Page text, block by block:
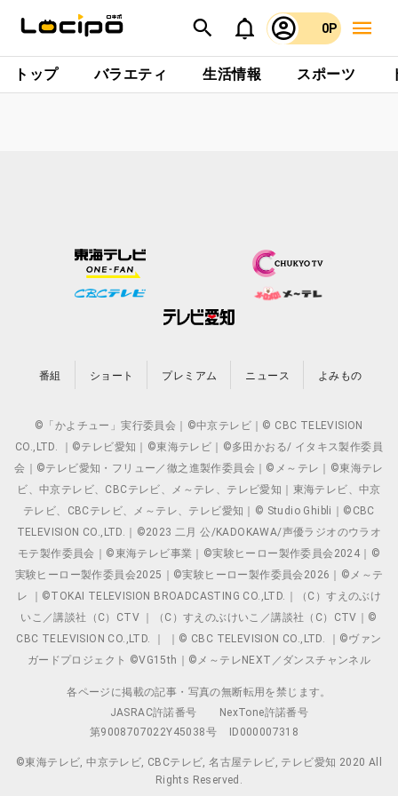
0P
トップ バラエティ 生活情報 スポーツ
番組 ショート プレミアム ニュース よみもの
©「かよチュー」実行委員会｜©中京テレビ｜© CBC TELEVISION
CO.,LTD. ｜©テレビ愛知｜©東海テレビ｜©多田かおる/ イタキス製作委員
会｜©テレビ愛知・フリュー／徹之進製作委員会｜©メ～テレ｜©東海テレ
ビ、中京テレビ、CBCテレビ、メ～テレ、テレビ愛知｜東海テレビ、中京
テレビ、CBCテレビ、メ～テレ、テレビ愛知｜© Studio Ghibli｜©CBC
TELEVISION CO.,LTD.｜©2023 二月 公/KADOKAWA/声優ラジオのウラオ
モテ製作委員会｜©東海テレビ事業｜©実験ヒーロー製作委員会2024｜©
実験ヒーロー製作委員会2025｜©実験ヒーロー製作委員会2026｜©メ～テ
レ ｜©TOKAI TELEVISION BROADCASTING CO.,LTD.｜（C）すえのぶけ
いこ／講談社（C）CTV ｜（C）すえのぶけいこ／講談社（C）CTV｜©
CBC TELEVISION CO.,LTD. ｜ ｜© CBC TELEVISION CO.,LTD. ｜©ヴァン
ガードプロジェクト ©VG15th｜©メ～テレNEXT／ダンスチャンネル
各ページに掲載の記事・写真の無断転用を禁じます。
JASRAC許諾番号
NexTone許諾番号
第9008707022Y45038号
ID000007318
©東海テレビ, 中京テレビ, CBCテレビ, 名古屋テレビ, テレビ愛知 2020 All
Rights Reserved.